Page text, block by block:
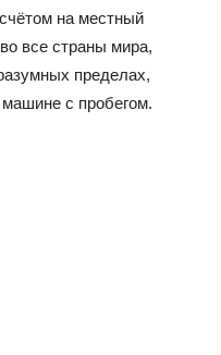
на местный
все страны мира,
пределах,
с пробегом.